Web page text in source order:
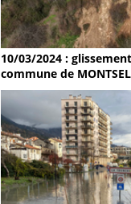
10/03/2024 :
commune de